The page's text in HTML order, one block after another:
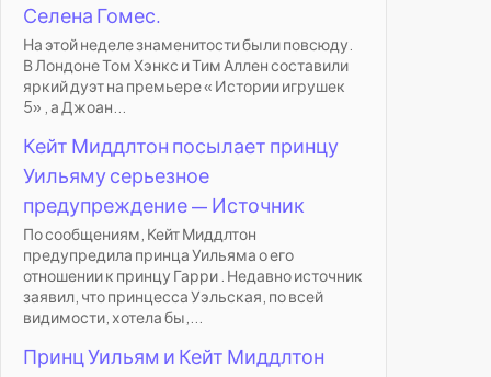
Селена Гомес.
На этой неделе знаменитости были повсюду.
В Лондоне Том Хэнкс и Тим Аллен составили
яркий дуэт на премьере « Истории игрушек
5» , а Джоан...
Кейт Миддлтон посылает принцу
Уильяму серьезное
предупреждение — Источник
По сообщениям, Кейт Миддлтон
предупредила принца Уильяма о его
отношении к принцу Гарри . Недавно источник
заявил, что принцесса Уэльская, по всей
видимости, хотела бы,...
Принц Уильям и Кейт Миддлтон